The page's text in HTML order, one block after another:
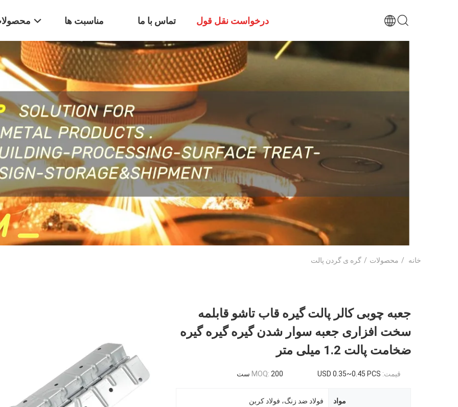
مناسبت ها تماس با ما درخواست نقل قول
خانه / محصولات / گره ی گردن پالت
جعبه چوبی کالر پالت گیره قاب تاشو قابلمه
سخت افزاری جعبه سوار شدن گیره گیره گیره
ضخامت پالت 1.2 میلی متر
قیمت: USD 0.35~0.45 PCS
MOQ: 200 ست
مواد فولاد ضد زنگ، فولاد کربن